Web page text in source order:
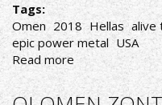
Tags:
Omen 2018 Hellas alive
epic power metal USA
Read more about
ΟΙ
OMEN